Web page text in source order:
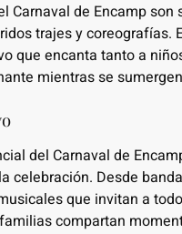
Carnaval de Encamp
trajes y
que encanta tanto a
mientras se
del Carnaval de
celebración. Desde
que invitan a
compartan